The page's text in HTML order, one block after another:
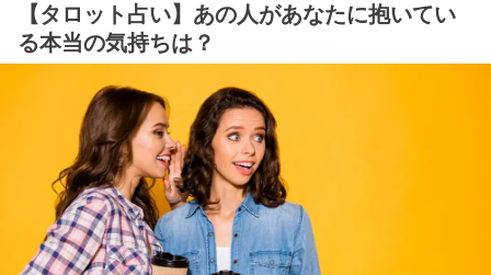
【タロット占い】あの人があなたに抱いてい
る本当の気持ちは？